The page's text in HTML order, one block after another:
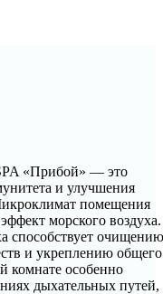
«Прибой» — это
и улучшения
помещения
морского воздуха.
способствует очищению
и укреплению общего
комнате особенно
дыхательных путей,